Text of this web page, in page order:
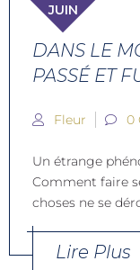
JUIN
DANS LE
PASSÉ ET
Fleur 0
Un étrange
Comment faire
choses ne se
Lire Plus